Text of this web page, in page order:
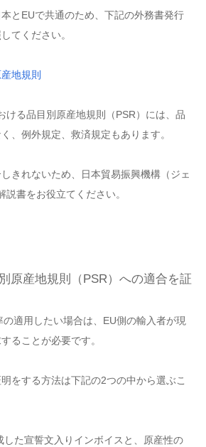
とEUで共通のため、下記の外務書発行
てください。
地規則
ける品目別原産地規則（PSR）には、品
、例外規定、救済規定もあります。
きれないため、日本貿易振興機構（ジェ
説書をお役立てください。
原産地規則（PSR）への適合を証
の適用したい場合は、EU側の輸入者が現
ることが必要です。
をする方法は下記の2つの中から選ぶこ
した宣誓文入りインボイスと、原産性の